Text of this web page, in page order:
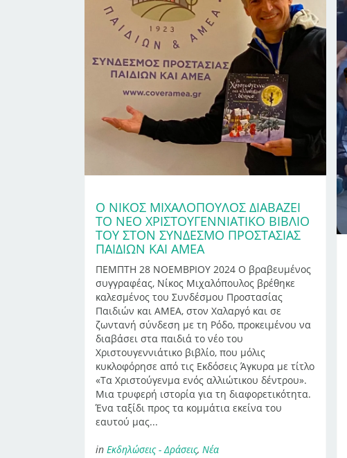
Ο ΝΊΚΟΣ ΜΙΧΑΛΌΠΟΥΛΟΣ ΔΙΑΒΆΖΕΙ
ΤΟ ΝΈΟ ΧΡΙΣΤΟΥΓΕΝΝΙΆΤΙΚΟ ΒΙΒΛΊΟ
ΤΟΥ ΣΤΟΝ ΣΎΝΔΕΣΜΟ ΠΡΟΣΤΑΣΊΑΣ
ΠΑΙΔΙΏΝ ΚΑΙ ΑΜΕΑ
ΠΕΜΠΤΗ 28 ΝΟΕΜΒΡΙΟΥ 2024 Ο βραβευμένος
συγγραφέας, Νίκος Μιχαλόπουλος βρέθηκε
καλεσμένος του Συνδέσμου Προστασίας
Παιδιών και ΑΜΕΑ, στον Χαλαργό και σε
ζωντανή σύνδεση με τη Ρόδο, προκειμένου να
διαβάσει στα παιδιά το νέο του
Χριστουγεννιάτικο βιβλίο, που μόλις
κυκλοφόρησε από τις Εκδόσεις Άγκυρα με τίτλο
«Τα Χριστούγενμα ενός αλλιώτικου δέντρου».
Μια τρυφερή ιστορία για τη διαφορετικότητα.
Ένα ταξίδι προς τα κομμάτια εκείνα του
εαυτού μας...
in Εκδηλώσεις - Δράσεις, Νέα